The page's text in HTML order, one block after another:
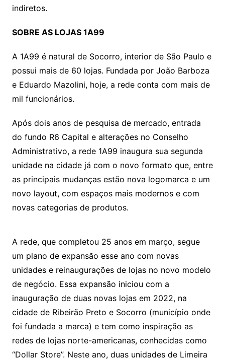
indiretos.
SOBRE AS LOJAS 1A99
A 1A99 é natural de Socorro, interior de São Paulo e
possui mais de 60 lojas. Fundada por João Barboza
e Eduardo Mazolini, hoje, a rede conta com mais de
mil funcionários.
Após dois anos de pesquisa de mercado, entrada
do fundo R6 Capital e alterações no Conselho
Administrativo, a rede 1A99 inaugura sua segunda
unidade na cidade já com o novo formato que, entre
as principais mudanças estão nova logomarca e um
novo layout, com espaços mais modernos e com
novas categorias de produtos.
A rede, que completou 25 anos em março, segue
um plano de expansão esse ano com novas
unidades e reinaugurações de lojas no novo modelo
de negócio. Essa expansão iniciou com a
inauguração de duas novas lojas em 2022, na
cidade de Ribeirão Preto e Socorro (município onde
foi fundada a marca) e tem como inspiração as
redes de lojas norte-americanas, conhecidas como
“Dollar Store”. Neste ano, duas unidades de Limeira